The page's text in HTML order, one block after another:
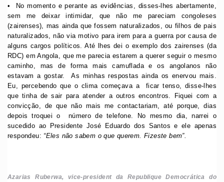
•⁠ ⁠No momento e perante as evidências, disses-lhes abertamente,
sem me deixar intimidar, que não me pareciam congoleses
(zairenses), mas ainda que fossem naturalizados, ou filhos de pais
naturalizados, não via motivo para irem para a guerra por causa de
alguns cargos políticos. Até lhes dei o exemplo dos zairenses (da
RDC) em Angola, que me parecia estarem a querer seguir o mesmo
caminho, mas de forma mais camuflada e os angolanos não
estavam a gostar. As minhas respostas ainda os enervou mais.
Eu, percebendo que o clima começava a ficar tenso, disse-lhes
que tinha de sair para atender a outros encontros. Fiquei com a
convicção, de que não mais me contactariam, até porque, dias
depois troquei o número de telefone. No mesmo dia, narrei o
sucedido ao Presidente José Eduardo dos Santos e ele apenas
respondeu: “Eles não sabem o que querem. Fizeste bem”.
Azarias Ruberwa, vice-president da Republique Democrática do